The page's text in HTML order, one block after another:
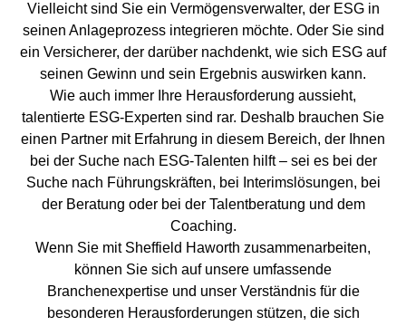
Vielleicht sind Sie ein Vermögensverwalter, der ESG in
seinen Anlageprozess integrieren möchte. Oder Sie sind
ein Versicherer, der darüber nachdenkt, wie sich ESG auf
seinen Gewinn und sein Ergebnis auswirken kann.
Wie auch immer Ihre Herausforderung aussieht,
talentierte ESG-Experten sind rar. Deshalb brauchen Sie
einen Partner mit Erfahrung in diesem Bereich, der Ihnen
bei der Suche nach ESG-Talenten hilft – sei es bei der
Suche nach Führungskräften, bei Interimslösungen, bei
der Beratung oder bei der Talentberatung und dem
Coaching.
Wenn Sie mit Sheffield Haworth zusammenarbeiten,
können Sie sich auf unsere umfassende
Branchenexpertise und unser Verständnis für die
besonderen Herausforderungen stützen, die sich